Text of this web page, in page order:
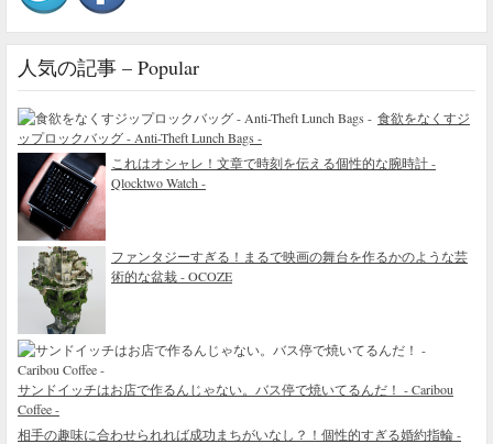
人気の記事 – Popular
食欲をなくすジ
ップロックバッグ - Anti-Theft Lunch Bags -
これはオシャレ！文章で時刻を伝える個性的な腕時計 -
Qlocktwo Watch -
ファンタジーすぎる！まるで映画の舞台を作るかのような芸
術的な盆栽 - OCOZE
サンドイッチはお店で作るんじゃない。バス停で焼いてるんだ！ - Caribou
Coffee -
相手の趣味に合わせられれば成功まちがいなし？！個性的すぎる婚約指輪 -